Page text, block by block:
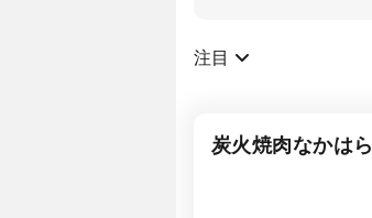
注目
炭火焼肉なかはら